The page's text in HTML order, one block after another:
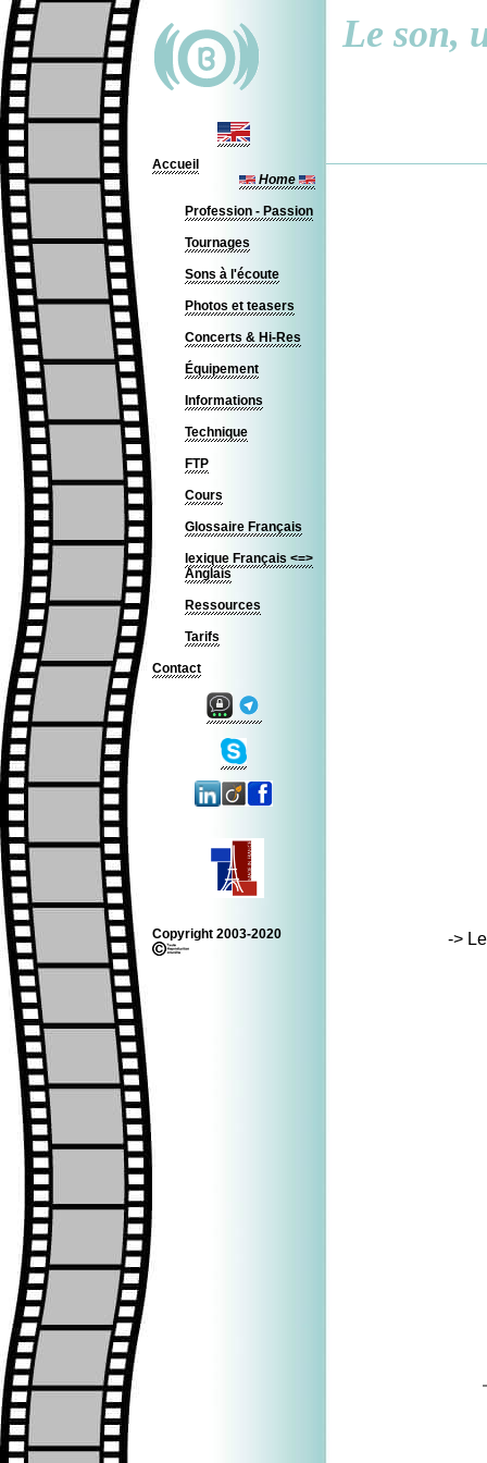
Accueil
Home
Profession - Passion
Tournages
Sons à l'écoute
Photos et teasers
Concerts & Hi-Res
Équipement
Informations
Technique
FTP
Cours
Glossaire Français
lexique Français <=>
Anglais
Ressources
Tarifs
Contact
Copyright 2003-2020
Le son,
->